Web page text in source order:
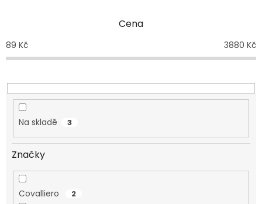
o
d
k
t
Cena
89 Kč 3880 Kč
Na skladě 3
Značky
Covalliero 2